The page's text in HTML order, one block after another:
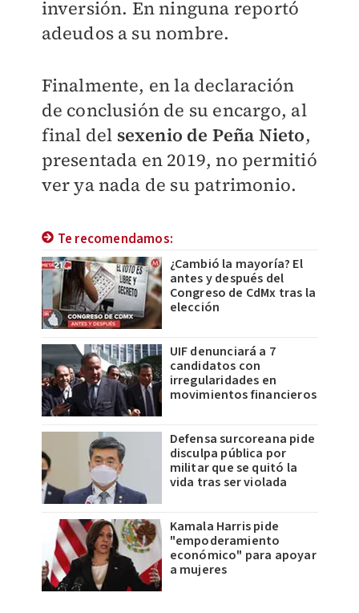
inversión. En ninguna reportó
adeudos a su nombre.
Finalmente, en la declaración
de conclusión de su encargo, al
final del sexenio de Peña Nieto,
presentada en 2019, no permitió
ver ya nada de su patrimonio.
Te recomendamos:
¿Cambió la mayoría? El
antes y después del
Congreso de CdMx tras la
elección
UIF denunciará a 7
candidatos con
irregularidades en
movimientos financieros
Defensa surcoreana pide
disculpa pública por
militar que se quitó la
vida tras ser violada
Kamala Harris pide
"empoderamiento
económico" para apoyar
a mujeres